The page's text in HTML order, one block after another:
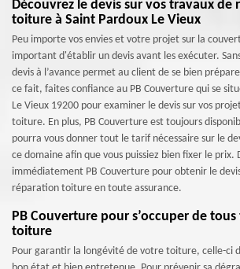
Découvrez le devis sur vos travaux de
toiture à Saint Pardoux Le Vieux
Peu importe vos envies et votre projet sur la
important d'établir un devis avant les exécuter.
devis à l’avance permet au client de se bien
ce fait, faites confiance au PB Couverture qui se
Le Vieux 19200 pour examiner le devis sur vos
toiture. En plus, PB Couverture est toujours
pourra vous donner tout le tarif nécessaire sur le
ce domaine afin que vous puissiez bien fixer le prix.
immédiatement PB Couverture pour obtenir le
réparation toiture en toute assurance.
PB Couverture pour s’occuper de
toiture
Pour garantir la longévité de votre toiture, celle-ci